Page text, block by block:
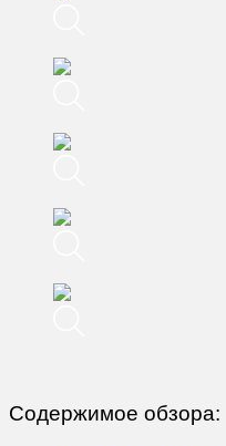
Содержимое обзора: